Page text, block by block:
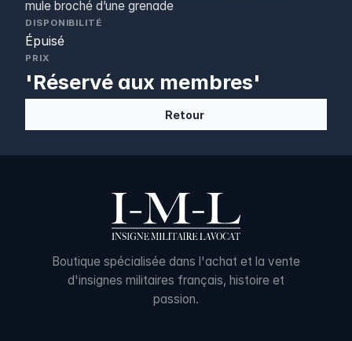
mule broché d’une grenade
DISPONIBILITÉ
Épuisé
PRIX
'Réservé aux membres'
Retour
Boutique spécialisée dans l'achat et la vente
d'insignes militaires français, histoire et
passion.